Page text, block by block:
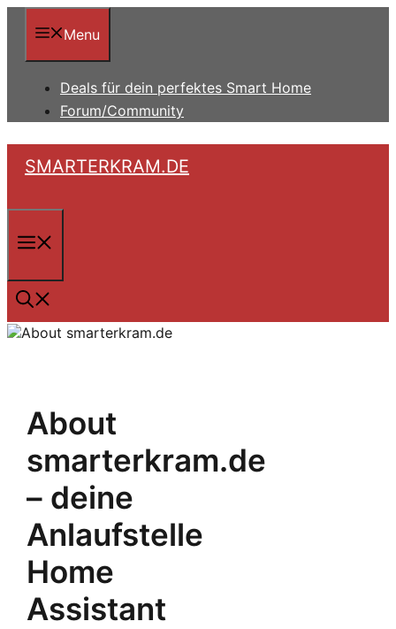
Inhalt
Menu
Deals für dein perfektes Smart Home
Forum/Community
SMARTERKRAM.DE
About
smarterkram.de
– deine
Anlaufstelle
Home
Assistant